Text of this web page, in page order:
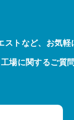
トなど、お気軽
場に関するご質